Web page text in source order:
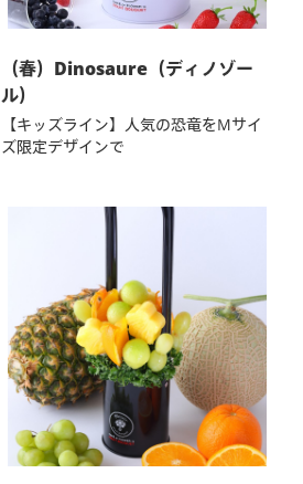
（春）Dinosaure（ディノゾー
ル）
【キッズライン】人気の恐竜をMサイ
ズ限定デザインで